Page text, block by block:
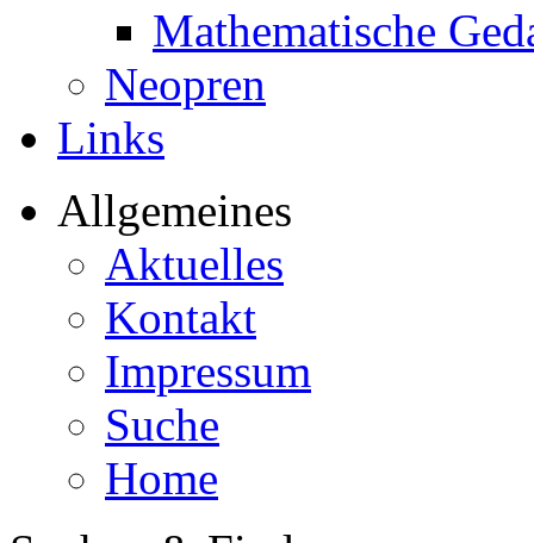
Mathematische
Neopren
Links
Allgemeines
Aktuelles
Kontakt
Impressum
Suche
Home